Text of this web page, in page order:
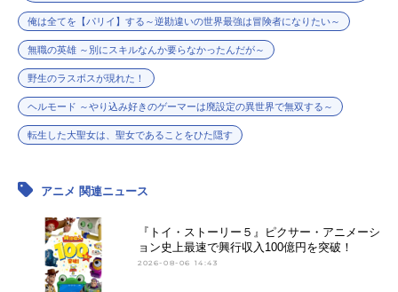
俺は全てを【パリイ】する～逆勘違いの世界最強は冒険者になりたい～
無職の英雄 ～別にスキルなんか要らなかったんだが～
野生のラスボスが現れた！
ヘルモード ～やり込み好きのゲーマーは廃設定の異世界で無双する～
転生した大聖女は、聖女であることをひた隠す
アニメ 関連ニュース
『トイ・ストーリー５』ピクサー・アニメーシ
ョン史上最速で興行収入100億円を突破！
2026-08-06 14:43